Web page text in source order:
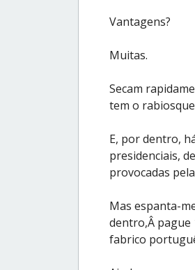
Vantagens?
Muitas.
Secam
tem o
E, por dentro,
presidenciais,
provocadas
Mas espanta-
dentro,Â pague
fabrico